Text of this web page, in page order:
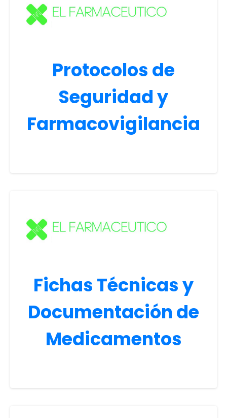
Protocolos de
Seguridad y
Farmacovigilancia
Fichas Técnicas y
Documentación de
Medicamentos